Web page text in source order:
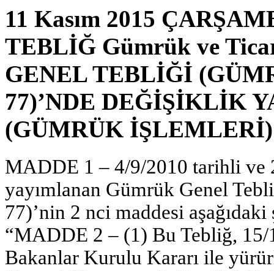
11 Kasım 2015
TEBLİĞ Gümrük ve
GENEL TEBLİĞİ
77)’NDE DEĞİŞİKLİK
(GÜMRÜK İŞLEMLERİ)
MADDE 1 – 4/9/2010 tarihli ve
yayımlanan Gümrük Genel
77)’nin 2 nci maddesi
“MADDE 2 – (1) Bu Tebliğ, 15/
Bakanlar Kurulu Kararı ile